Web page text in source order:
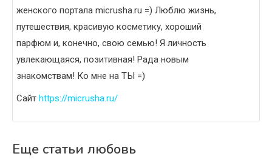
женского портала micrusha.ru =) Люблю жизнь,
путешествия, красивую косметику, хороший
парфюм и, конечно, свою семью! Я личность
увлекающаяся, позитивная! Рада новым
знакомствам! Ко мне на ТЫ =)
Сайт https://micrusha.ru/
Еще статьи любовь